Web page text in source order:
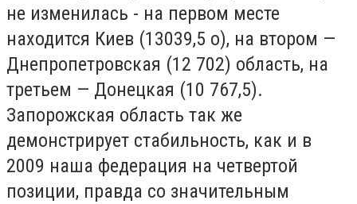
не изменилась - на первом месте
находится Киев (13039,5 о), на втором —
Днепропетровская (12 702) область, на
третьем — Донецкая (10 767,5).
Запорожская область так же
демонстрирует стабильность, как и в
2009 наша федерация на четвертой
позиции, правда со значительным